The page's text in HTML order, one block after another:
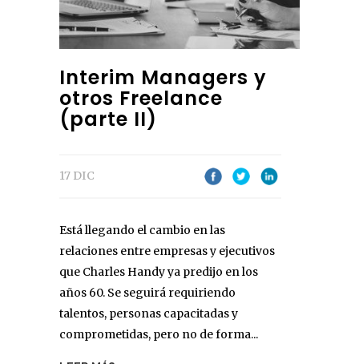
Interim Managers y
otros Freelance
(parte II)
17 DIC
Está llegando el cambio en las
relaciones entre empresas y ejecutivos
que Charles Handy ya predijo en los
años 60. Se seguirá requiriendo
talentos, personas capacitadas y
comprometidas, pero no de forma...